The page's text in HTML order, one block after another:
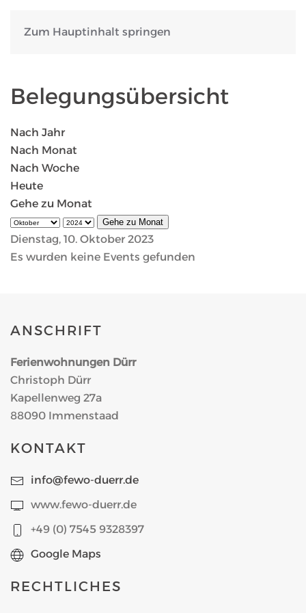
Zum Hauptinhalt springen
Belegungsübersicht
Nach Jahr
Nach Monat
Nach Woche
Heute
Gehe zu Monat
Gehe zu Monat
Dienstag, 10. Oktober 2023
Es wurden keine Events gefunden
ANSCHRIFT
Ferienwohnungen Dürr
Christoph Dürr
Kapellenweg 27a
88090 Immenstaad
KONTAKT
info@fewo-duerr.de
www.fewo-duerr.de
+49 (0) 7545 9328397
Google Maps
RECHTLICHES